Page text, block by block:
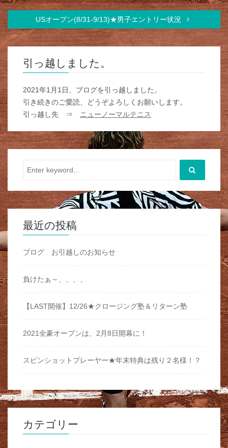
USオープン(8/31-9/13)★男子エントリー状況
引っ越しました。
2021年1月1日、ブログを引っ越しました。
引き続きのご愛読、どうぞよろしくお願いします。
引っ越し先 ⇒ ニューノーマルテニス
最近の投稿
ブログ お引越しのお知らせ
負けたぁ～、、、、
【LAST開催】12/26★クロージング塾＆リターン塾
2021全豪オープンは、2月8日開幕に！
スピンショットプレーヤー★年末特典は残り２名様！？
カテゴリー